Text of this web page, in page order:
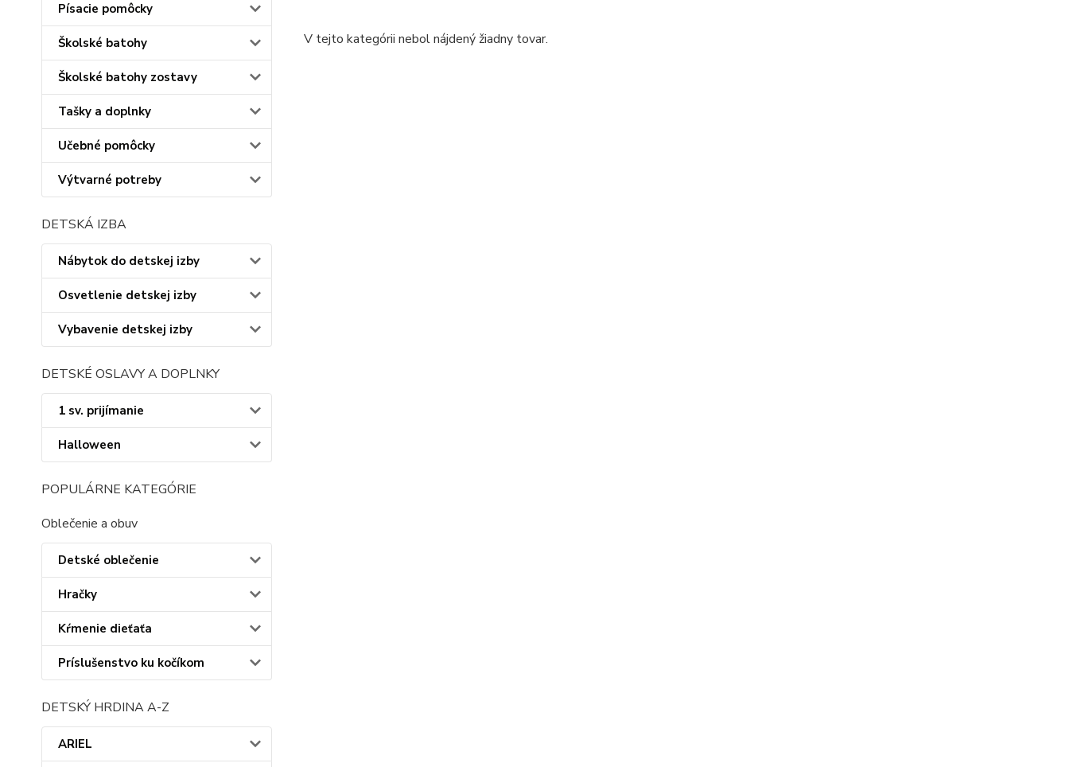
Písacie pomôcky
Školské batohy
Školské batohy zostavy
Tašky a doplnky
Učebné pomôcky
Výtvarné potreby
DETSKÁ IZBA
Nábytok do detskej izby
Osvetlenie detskej izby
Vybavenie detskej izby
DETSKÉ OSLAVY A DOPLNKY
1 sv. prijímanie
Halloween
POPULÁRNE KATEGÓRIE
Oblečenie a obuv
Detské oblečenie
Hračky
Kŕmenie dieťaťa
Príslušenstvo ku kočíkom
DETSKÝ HRDINA A-Z
ARIEL
V tejto kategórii nebol nájdený žiadny tovar.